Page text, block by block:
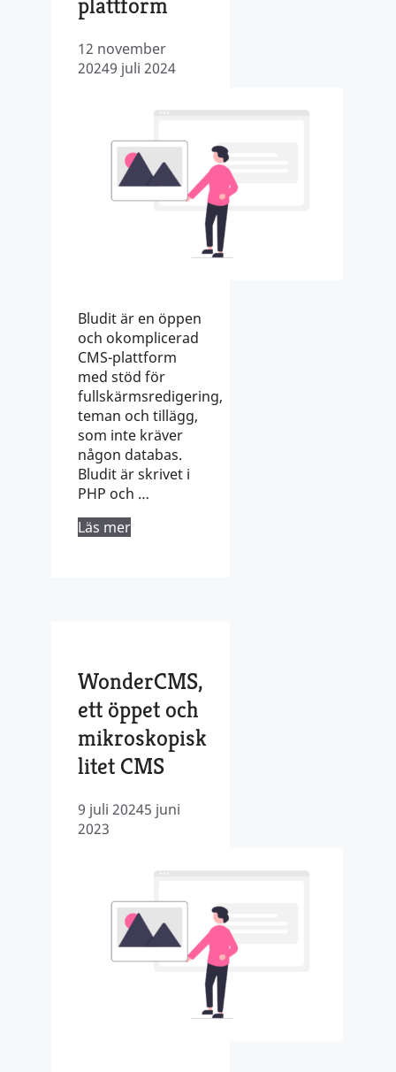
12 november
20249 juli 2024
Bludit är en öppen
och okomplicerad
CMS-plattform
med stöd för
fullskärmsredigering,
teman och tillägg,
som inte kräver
någon databas.
Bludit är skrivet i
PHP och …
Läs mer
WonderCMS,
ett öppet och
mikroskopisk
litet CMS
9 juli 20245 juni
2023